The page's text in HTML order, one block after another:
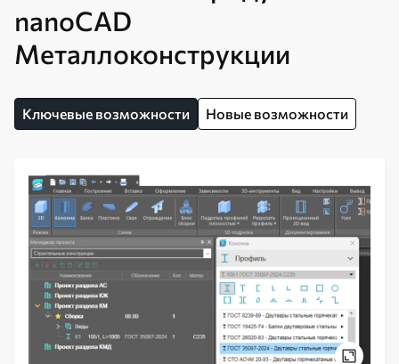
nanoCAD
Металлоконструкции
Ключевые возможности Новые возможности